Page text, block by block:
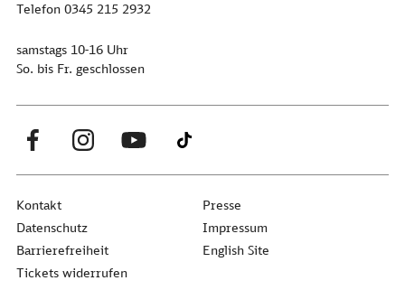
Telefon 0345 215 2932
samstags 10-16 Uhr
So. bis Fr. geschlossen
Kontakt
Presse
Datenschutz
Impressum
Barrierefreiheit
English Site
Tickets widerrufen